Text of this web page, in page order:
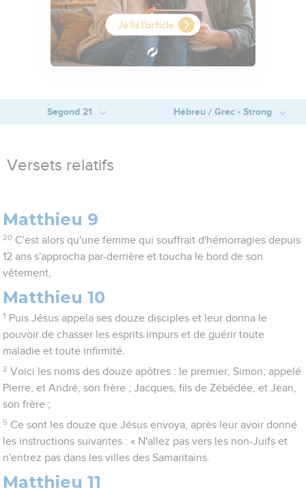
Segond 21 Hébreu / Grec - Strong
Versets relatifs
Matthieu 9
20 C'est alors qu'une femme qui souffrait d'hémorragies depuis
12 ans s'approcha par-derrière et toucha le bord de son
vêtement,
Matthieu 10
1 Puis Jésus appela ses douze disciples et leur donna le
pouvoir de chasser les esprits impurs et de guérir toute
maladie et toute infirmité.
2 Voici les noms des douze apôtres : le premier, Simon, appelé
Pierre, et André, son frère ; Jacques, fils de Zébédée, et Jean,
son frère ;
5 Ce sont les douze que Jésus envoya, après leur avoir donné
les instructions suivantes : « N'allez pas vers les non-Juifs et
n'entrez pas dans les villes des Samaritains.
Matthieu 11